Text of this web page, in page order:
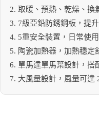
2. 取暖、預熱、乾燥、換
3. 7級亞鉛防銹鋼板，提
4. 5重安全裝置，日常使
5. 陶瓷加熱器，加熱穩定
6. 單馬達單馬葉設計，搭
7. 大風量設計，風量可達